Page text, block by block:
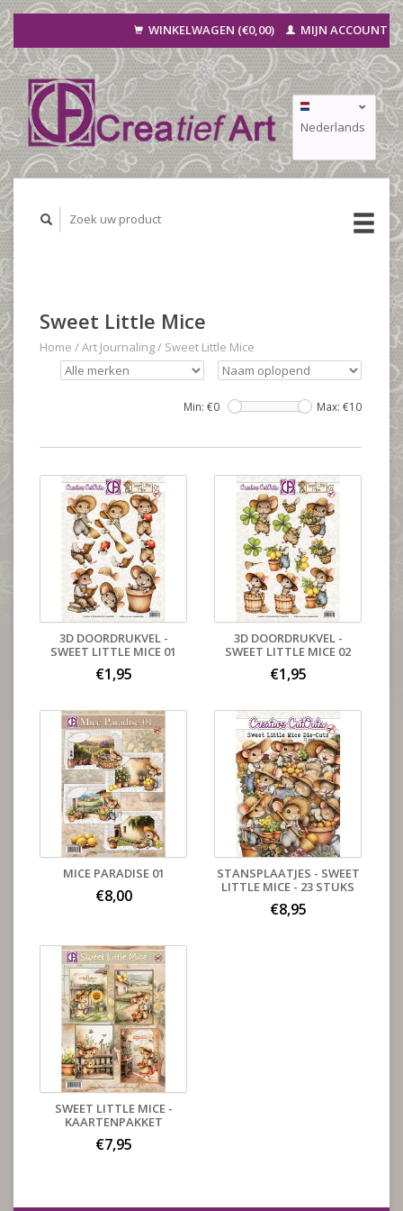
WINKELWAGEN (€0,00) MIJN ACCOUNT
Nederlands
Deutsch
Sweet Little Mice
Home /Art Journaling/ Sweet Little Mice
Min: €0 Max: €10
3D DOORDRUKVEL -
SWEET LITTLE MICE 01
€1,95
3D DOORDRUKVEL -
SWEET LITTLE MICE 02
€1,95
MICE PARADISE 01
€8,00
STANSPLAATJES - SWEET
LITTLE MICE - 23 STUKS
€8,95
SWEET LITTLE MICE -
KAARTENPAKKET
€7,95